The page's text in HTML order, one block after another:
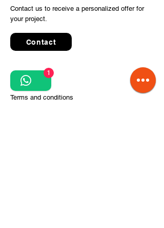
Contact us to receive a personalized offer for
your project.
Contact
Quick Links
Terms and conditions
1